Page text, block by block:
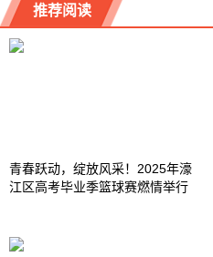
推荐阅读
青春跃动，绽放风采！2025年濠
江区高考毕业季篮球赛燃情举行